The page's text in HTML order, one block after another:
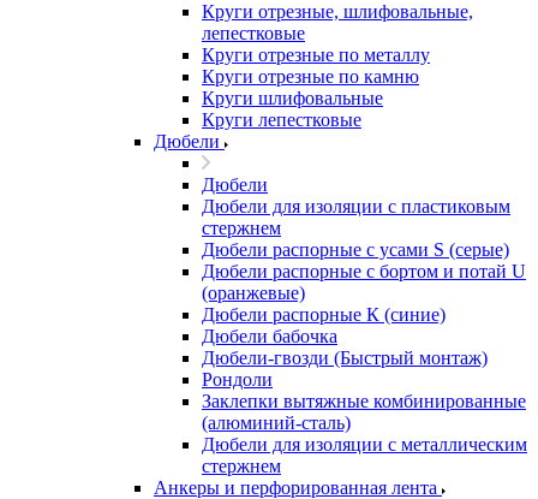
Круги отрезные, шлифовальные,
лепестковые
Круги отрезные по металлу
Круги отрезные по камню
Круги шлифовальные
Круги лепестковые
Дюбели
Дюбели
Дюбели для изоляции с пластиковым
стержнем
Дюбели распорные с усами S (серые)
Дюбели распорные c бортом и потай U
(оранжевые)
Дюбели распорные К (синие)
Дюбели бабочка
Дюбели-гвозди (Быстрый монтаж)
Рондоли
Заклепки вытяжные комбинированные
(алюминий-сталь)
Дюбели для изоляции с металлическим
стержнем
Анкеры и перфорированная лента